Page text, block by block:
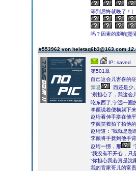
等到后悔就晚了！]
吗？因素的影响[墨
#553962 von heletaq6b3@163.com
IP: saved
第501章
自己这会儿害喜的
禁忌
西还是少
“别担心了，我这会
吃东西了,宁远一圈
李颜说着便横躺下
赵珩看伸手搭在他
李颜笑着拍了拍他
赵珩道：“我就是想
李颜将手抚到他手
赵珩一愣，那
“我没有不开心，只
“你担心我若真是沈
我的官家哥儿的富